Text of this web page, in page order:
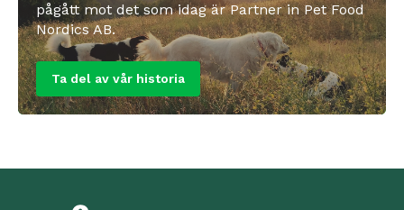
pågått mot det som idag är Partner in Pet Food
Nordics AB.
Ta del av vår historia